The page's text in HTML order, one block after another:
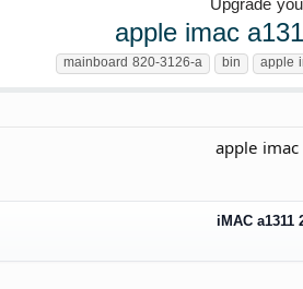
apple imac
apple
bin
mainboard 820-3126-a
apple
iMAC a1311